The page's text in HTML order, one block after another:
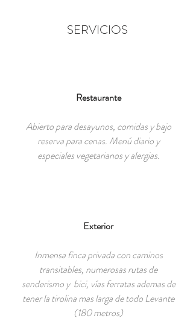
SERVICIOS
Restaurante
Abierto para desayunos, comidas y bajo
reserva para cenas. Menú diario y
especiales vegetarianos y alergias.
Exterior
Inmensa finca privada con caminos
transitables, numerosas rutas de
senderismo y bici, vías ferratas ademas de
tener la tirolina mas larga de todo Levante
(180 metros)